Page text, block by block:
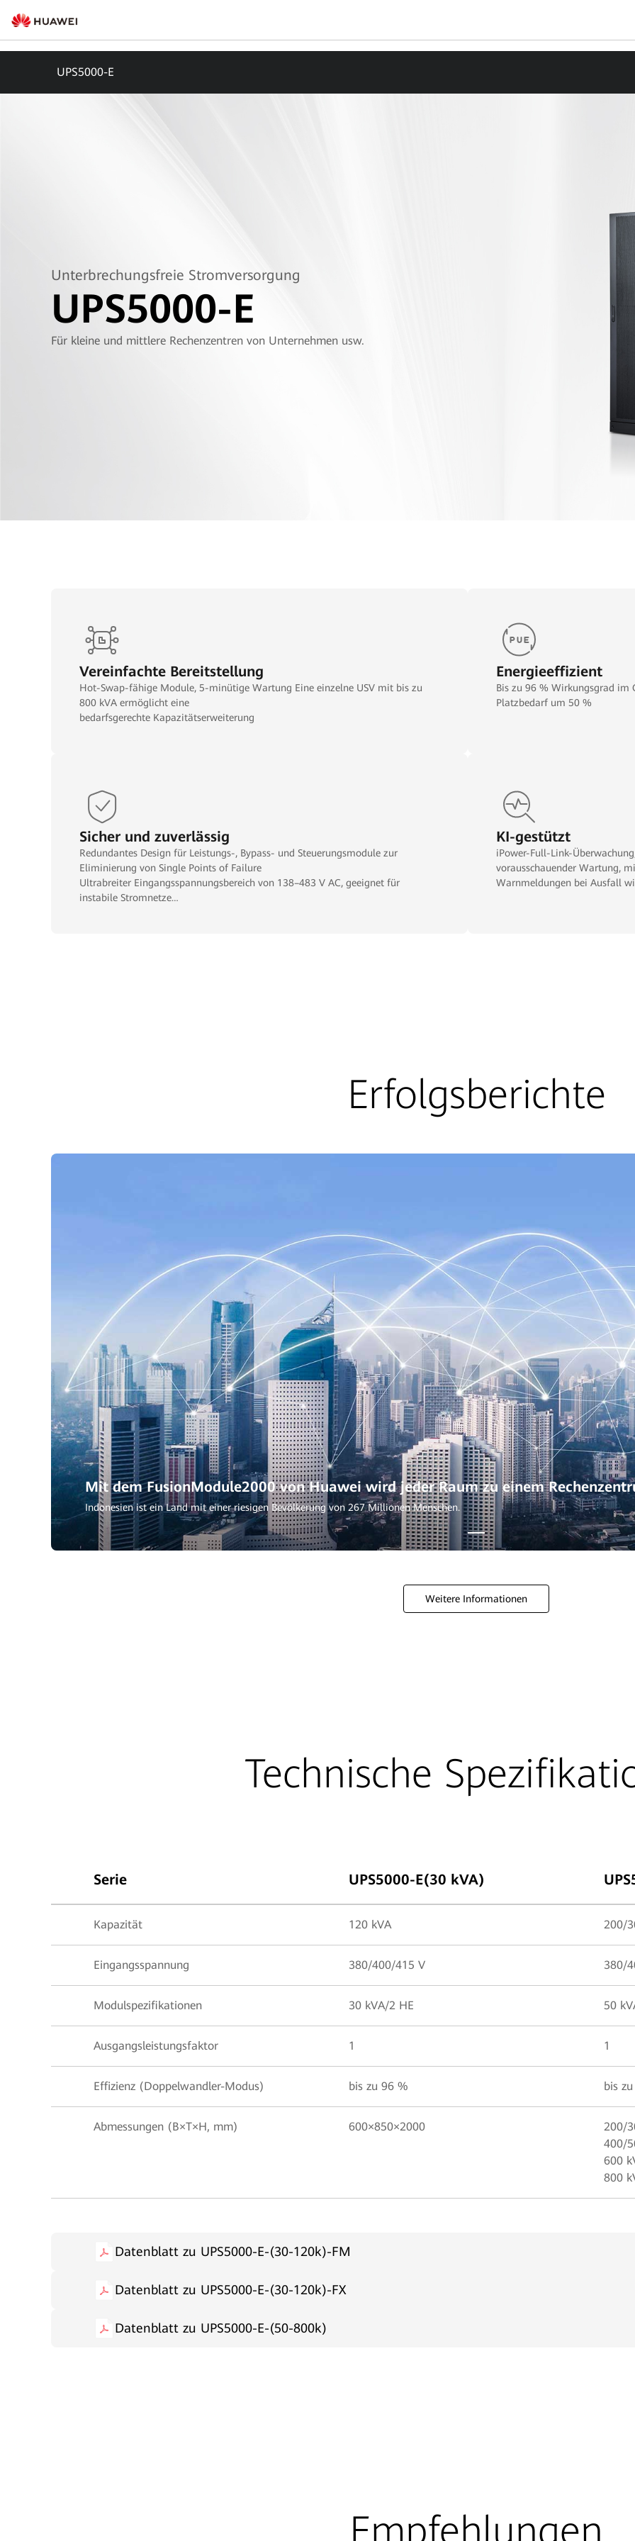
UPS5000-E
Unterbrechungsfreie Stromversorgung
UPS5000-E
Für kleine und mittlere Rechenzentren von Unternehmen usw.
Vereinfachte Bereitstellung
Hot-Swap-fähige Module, 5-minütige Wartung Eine einzelne USV mit bis zu
800 kVA ermöglicht eine
bedarfsgerechte Kapazitätserweiterung
Energieeffizient
Bis zu 96 % Wirkungsgrad im
Platzbedarf um 50 %
Sicher und zuverlässig
Redundantes Design für Leistungs-, Bypass- und Steuerungsmodule zur
Eliminierung von Single Points of Failure
Ultrabreiter Eingangsspannungsbereich von 138–483 V AC, geeignet für
instabile Stromnetze
KI-gestützt
iPower-Full-Link-
vorausschauender Wartung,
Warnmeldungen bei Ausfall
Erfolgsberichte
Mit dem FusionModule2000 von Huawei wird jeder Raum zu einem
Indonesien ist ein Land mit einer riesigen Bevölkerung von 267 Millionen Menschen.
Weitere Informationen
Technische
Serie UPS5000-E(30 kVA)
Kapazität 120 kVA 200/
Eingangsspannung 380/400/415 V 380/
Modulspezifikationen 30 kVA/2 HE 50
Ausgangsleistungsfaktor 1 1
Effizienz (Doppelwandler-Modus) bis zu 96 % bis
Abmessungen (B×T×H, mm) 600×850×2000
200/
400/
600
800
Datenblatt zu UPS5000-E-(30-120k)-FM
Datenblatt zu UPS5000-E-(30-120k)-FX
Datenblatt zu UPS5000-E-(50-800k)
Empfehlungen